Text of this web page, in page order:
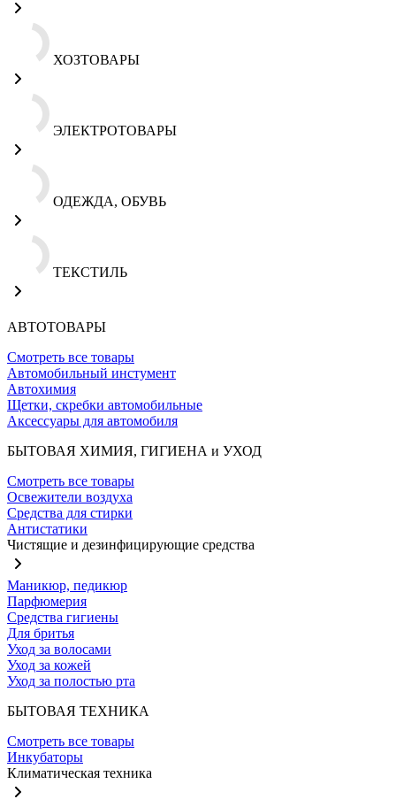
ХОЗТОВАРЫ
ЭЛЕКТРОТОВАРЫ
ОДЕЖДА, ОБУВЬ
ТЕКСТИЛЬ
АВТОТОВАРЫ
Смотреть все товары
Автомобильный инстумент
Автохимия
Щетки, скребки автомобильные
Аксессуары для автомобиля
БЫТОВАЯ ХИМИЯ, ГИГИЕНА и УХОД
Смотреть все товары
Освежители воздуха
Средства для стирки
Антистатики
Чистящие и дезинфицирующие средства
Маникюр, педикюр
Парфюмерия
Средства гигиены
Для бритья
Уход за волосами
Уход за кожей
Уход за полостью рта
БЫТОВАЯ ТЕХНИКА
Смотреть все товары
Инкубаторы
Климатическая техника